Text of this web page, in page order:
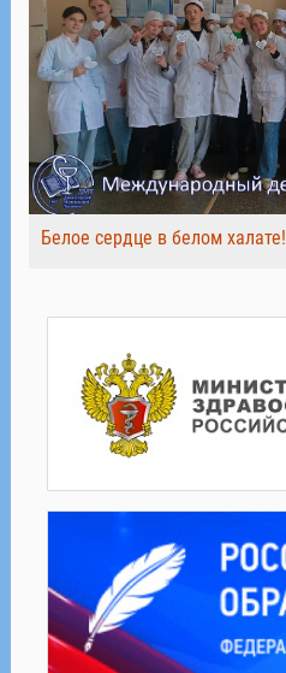
Белое сердце в белом халате!